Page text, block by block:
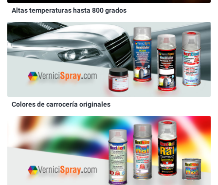
Altas temperaturas hasta 800 grados
Colores de carrocería originales